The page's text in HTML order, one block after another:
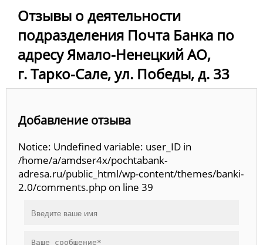
Отзывы о деятельности
подразделения Почта Банка по
адресу Ямало-Ненецкий АО,
г. Тарко-Сале, ул. Победы, д. 33
Добавление отзыва
Notice: Undefined variable: user_ID in
/home/a/amdser4x/pochtabank-
adresa.ru/public_html/wp-content/themes/banki-
2.0/comments.php on line 39